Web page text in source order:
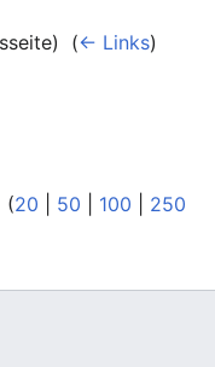
(← Links)
(20 50 100
250